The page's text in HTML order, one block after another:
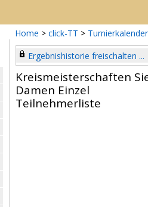
Home > click-TT > Turnierkalender
Ergebnishistorie freischalten ...
Kreismeisterschaften
Damen Einzel
Teilnehmerliste